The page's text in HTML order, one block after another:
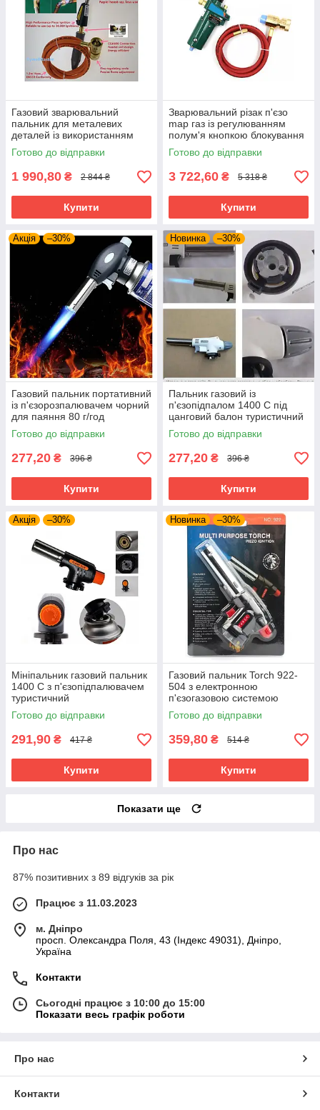
Газовий зварювальний
пальник для металевих
деталей із використанням
MAPP-газу
Готово до відправки
1 990,80 ₴ 2 844 ₴
Купити
Зварювальний різак п'єзо
map газ із регулюванням
полум'я кнопкою блокування
натискання
Готово до відправки
3 722,60 ₴ 5 318 ₴
Купити
Акція –30%
Газовий пальник портативний
із п'єзорозпалювачем чорний
для паяння 80 г/год
Готово до відправки
277,20 ₴ 396 ₴
Купити
Новинка –30%
Пальник газовий із
п'єзопідпалом 1400 С під
цанговий балон туристичний
Готово до відправки
277,20 ₴ 396 ₴
Купити
Акція –30%
Мініпальник газовий пальник
1400 C з п'єзопідпалювачем
туристичний
Готово до відправки
291,90 ₴ 417 ₴
Купити
Новинка –30%
Газовий пальник Torch 922-
504 з електронною
п'єзогазовою системою
запалювання 1300 °C.
Готово до відправки
359,80 ₴ 514 ₴
Купити
Показати ще
Про нас
87% позитивних з 89 відгуків за рік
Працює з 11.03.2023
м. Дніпро
просп. Олександра Поля, 43 (Індекс 49031), Дніпро,
Україна
Контакти
Сьогодні працює з 10:00 до 15:00
Показати весь графік роботи
Про нас
Контакти